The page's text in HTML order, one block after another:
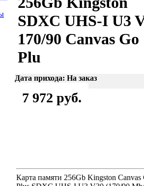
SDXC UHS-I U3
170/90 Canvas Go
Plu
Дата прихода: На заказ
7 972 руб.
Карта памяти 256Gb Kingston Canvas